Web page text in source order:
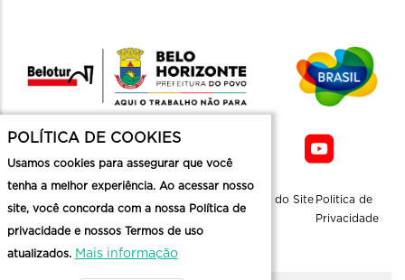
Mapa do Site Politica de
Privacidade
POLÍTICA DE COOKIES
Usamos cookies para assegurar que você
tenha a melhor experiência. Ao acessar nosso
site, você concorda com a nossa Política de
privacidade e nossos Termos de uso
atualizados. Mais informação